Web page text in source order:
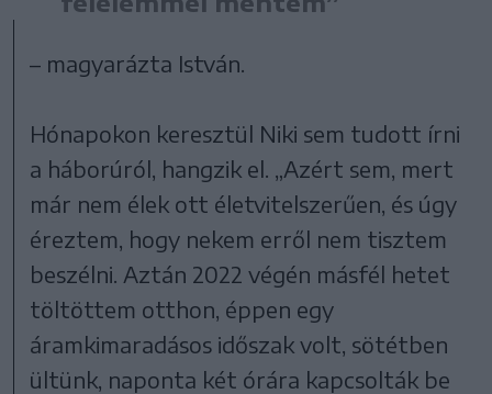
– magyarázta István.
Hónapokon keresztül Niki sem tudott írni
a háborúról, hangzik el. „Azért sem, mert
már nem élek ott életvitelszerűen, és úgy
éreztem, hogy nekem erről nem tisztem
beszélni. Aztán 2022 végén másfél hetet
töltöttem otthon, éppen egy
áramkimaradásos időszak volt, sötétben
ültünk, naponta két órára kapcsolták be